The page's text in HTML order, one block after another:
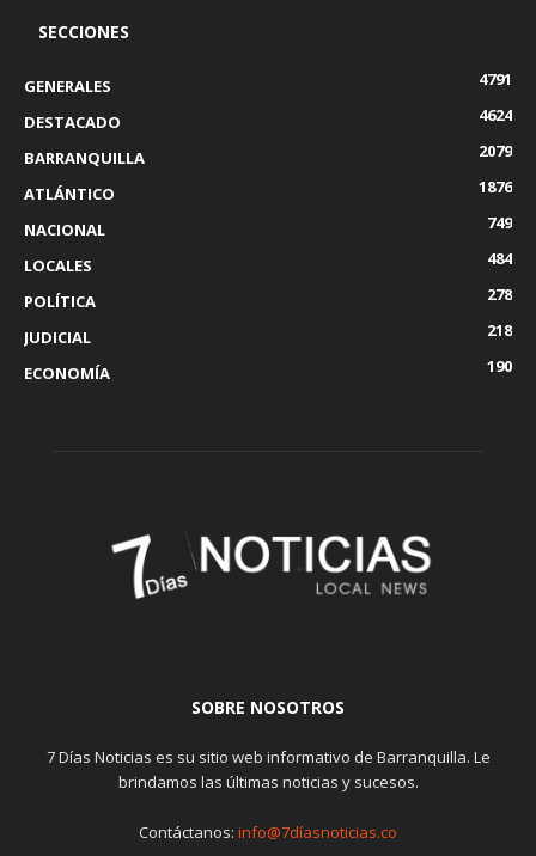
SECCIONES
GENERALES
4791
DESTACADO
4624
BARRANQUILLA
2079
ATLÁNTICO
1876
NACIONAL
749
LOCALES
484
POLÍTICA
278
JUDICIAL
218
ECONOMÍA
190
SOBRE NOSOTROS
7 Días Noticias es su sitio web informativo de Barranquilla. Le
brindamos las últimas noticias y sucesos.
Contáctanos: info@7díasnoticias.co